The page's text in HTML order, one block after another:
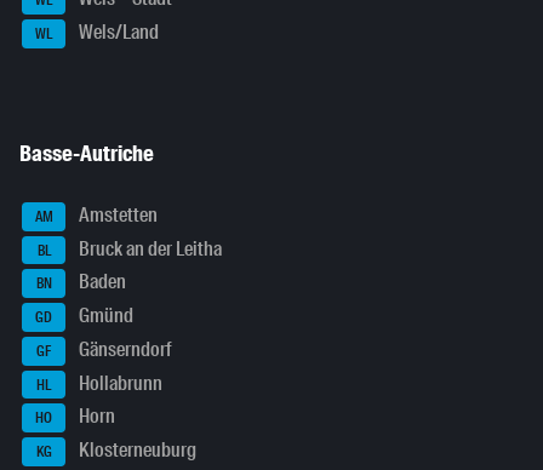
WL Wels/Land
Basse-Autriche
AM Amstetten
BL Bruck an der Leitha
BN Baden
GD Gmünd
GF Gänserndorf
HL Hollabrunn
HO Horn
KG Klosterneuburg